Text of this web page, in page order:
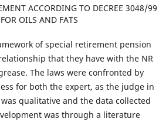
ACCORDING TO DECREE 3048/99
OILS AND FATS
of special retirement pension
that they have with the NR
The laws were confronted by
for both the expert, as the judge in
qualitative and the data collected
was through a literature